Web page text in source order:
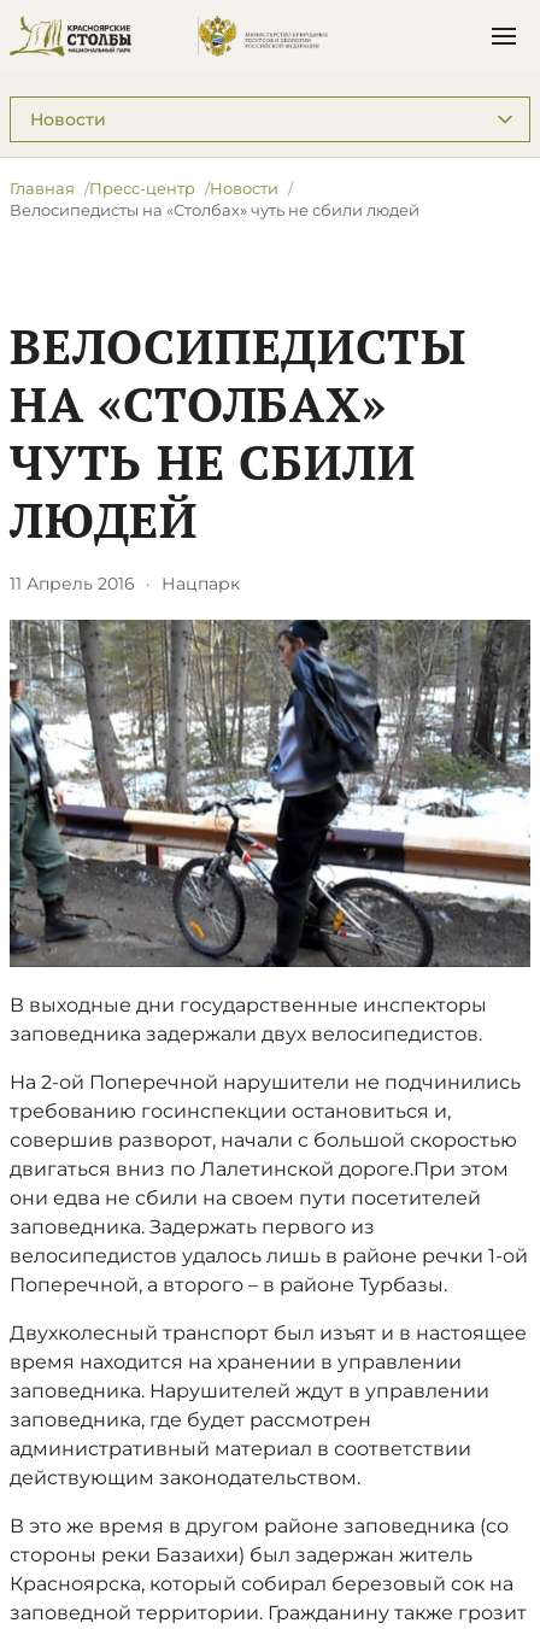
Подразделы: Пресс-центр
Главная Пресс-центр
Новости
Велосипедисты на «Столбах» чуть не сбили людей
ВЕЛОСИПЕДИСТЫ
НА «СТОЛБАХ»
ЧУТЬ НЕ СБИЛИ
ЛЮДЕЙ
11 Апрель 2016 · Нацпарк
В выходные дни государственные инспекторы
заповедника задержали двух велосипедистов.
На 2-ой Поперечной нарушители не подчинились
требованию госинспекции остановиться и,
совершив разворот, начали с большой скоростью
двигаться вниз по Лалетинской дороге.При этом
они едва не сбили на своем пути посетителей
заповедника. Задержать первого из
велосипедистов удалось лишь в районе речки 1-ой
Поперечной, а второго – в районе Турбазы.
Двухколесный транспорт был изъят и в настоящее
время находится на хранении в управлении
заповедника. Нарушителей ждут в управлении
заповедника, где будет рассмотрен
административный материал в соответствии
действующим законодательством.
В это же время в другом районе заповедника (со
стороны реки Базаихи) был задержан житель
Красноярска, который собирал березовый сок на
заповедной территории. Гражданину также грозит